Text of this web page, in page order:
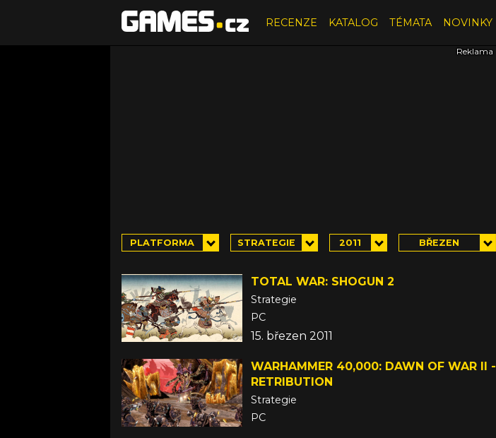
RECENZE KATALOG TÉMATA NOVINKY
PLATFORMA STRATEGIE 2011 BŘEZEN
TOTAL WAR: SHOGUN 2
Strategie
PC
15. březen 2011
WARHAMMER 40,000: DAWN OF WAR II -
RETRIBUTION
Strategie
PC